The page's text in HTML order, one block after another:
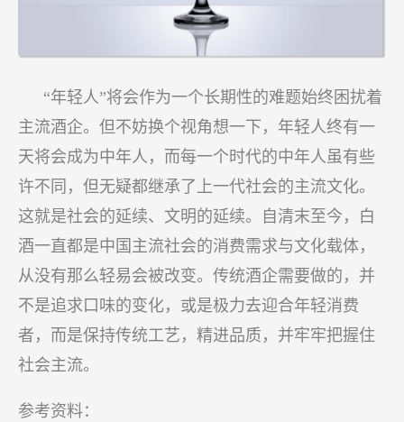
“年轻人”将会作为一个长期性的难题始终困扰着
主流酒企。但不妨换个视角想一下，年轻人终有一
天将会成为中年人，而每一个时代的中年人虽有些
许不同，但无疑都继承了上一代社会的主流文化。
这就是社会的延续、文明的延续。自清末至今，白
酒一直都是中国主流社会的消费需求与文化载体，
从没有那么轻易会被改变。传统酒企需要做的，并
不是追求口味的变化，或是极力去迎合年轻消费
者，而是保持传统工艺，精进品质，并牢牢把握住
社会主流。
参考资料：